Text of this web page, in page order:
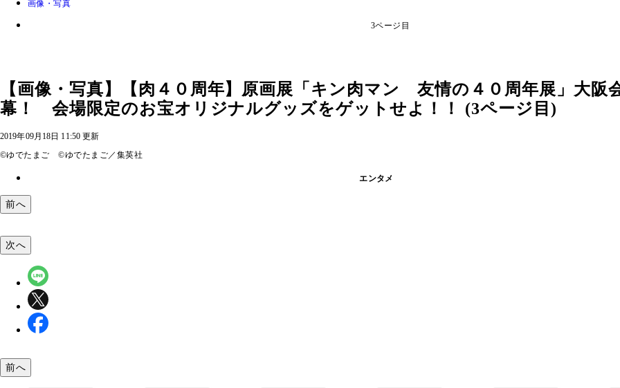
画像・写真
3ページ目
【画像・写真】【肉４０周年】原画展「キン肉マン 友情の４０周年展」大阪
幕！ 会場限定のお宝オリジナルグッズをゲットせよ！！ (3ページ目)
2019年09月18日 11:50 更新
©ゆでたまご ©ゆでたまご／集英社
エンタメ
前へ
次へ
前へ